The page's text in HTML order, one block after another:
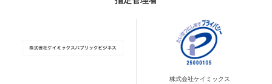
株式会社ケイミックス